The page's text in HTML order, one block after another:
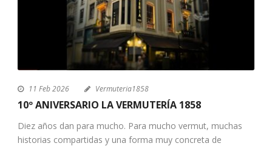
11 Feb 2026 Vermuteria1858
10º ANIVERSARIO LA VERMUTERÍA 1858
Diez años dan para mucho. Para mucho vermut, muchas
historias compartidas y una forma muy concreta de